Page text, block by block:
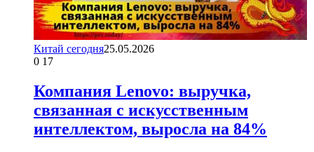
Китай сегодня25.05.2026
0 17
Компания Lenovo: выручка,
связанная с искусственным
интеллектом, выросла на 84%